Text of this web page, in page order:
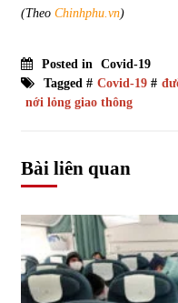
(Theo Chinhphu.vn)
Posted in
Covid-19
Tagged # Covid-19#
nới lỏng giao thông
Bài liên quan